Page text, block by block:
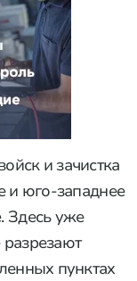
и зачистка
и юго-западнее
Здесь уже
пунктах